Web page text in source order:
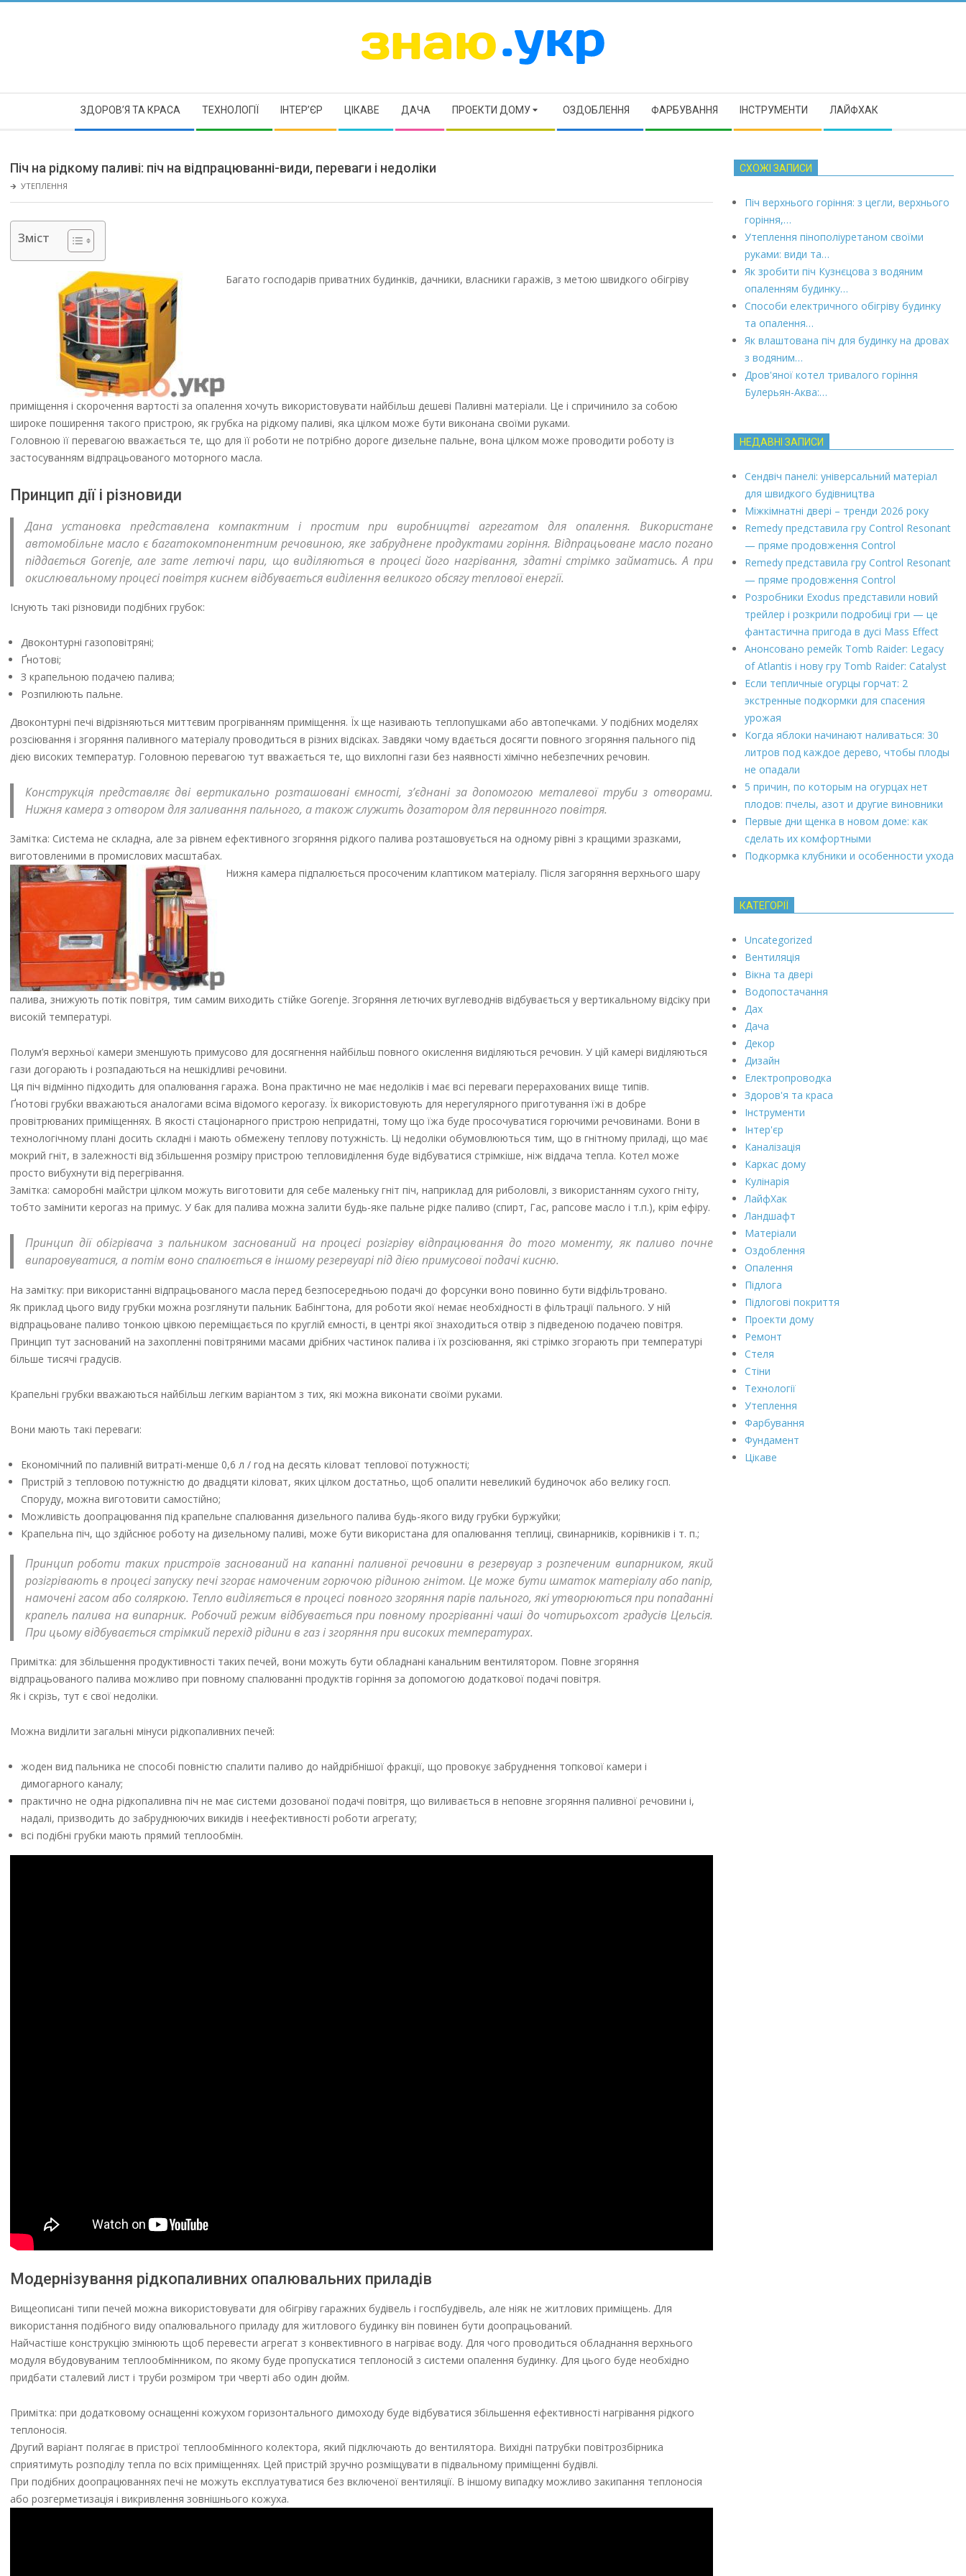
ЗНАЮ
ЗДОРОВ’Я ТА КРАСА ТЕХНОЛОГІЇ ІНТЕР’ЄР ЦІКАВЕ ДАЧА ПРОЕКТИ ДОМУ ОЗДОБЛЕННЯ ФАРБУВАННЯ ІНСТРУМЕНТИ ЛАЙФХАК
Піч на рідкому паливі: піч на відпрацюванні-види, переваги і недоліки
🡲 УТЕПЛЕННЯ
Зміст
Багато господарів приватних будинків, дачники, власники гаражів, з метою швидкого обігріву
приміщення і скорочення вартості за опалення хочуть використовувати найбільш дешеві Паливні матеріали. Це і спричинило за собою
широке поширення такого пристрою, як грубка на рідкому паливі, яка цілком може бути виконана своїми руками.
Головною її перевагою вважається те, що для її роботи не потрібно дороге дизельне пальне, вона цілком може проводити роботу із
застосуванням відпрацьованого моторного масла.
Принцип дії і різновиди
Дана установка представлена компактним і простим при виробництві агрегатом для опалення. Використане
автомобільне масло є багатокомпонентним речовиною, яке забруднене продуктами горіння. Відпрацьоване масло погано
піддається Gorenje, але зате летючі пари, що виділяються в процесі його нагрівання, здатні стрімко займатись. А при
окислювальному процесі повітря киснем відбувається виділення великого обсягу теплової енергії.
Існують такі різновиди подібних грубок:
Двоконтурні газоповітряні;
Ґнотові;
З крапельною подачею палива;
Розпилюють пальне.
Двоконтурні печі відрізняються миттєвим прогріванням приміщення. Їх ще називають теплопушками або автопечками. У подібних моделях
розсіювання і згоряння паливного матеріалу проводиться в різних відсіках. Завдяки чому вдається досягти повного згоряння пального під
дією високих температур. Головною перевагою тут вважається те, що вихлопні гази без наявності хімічно небезпечних речовин.
Конструкція представляє дві вертикально розташовані ємності, з’єднані за допомогою металевої труби з отворами.
Нижня камера з отвором для заливання пального, а також служить дозатором для первинного повітря.
Замітка: Система не складна, але за рівнем ефективного згоряння рідкого палива розташовується на одному рівні з кращими зразками,
виготовленими в промислових масштабах.
Нижня камера підпалюється просоченим клаптиком матеріалу. Після загоряння верхнього шару
палива, знижують потік повітря, тим самим виходить стійке Gorenje. Згоряння летючих вуглеводнів відбувається у вертикальному відсіку при
високій температурі.
Полум’я верхньої камери зменшують примусово для досягнення найбільш повного окислення виділяються речовин. У цій камері виділяються
гази догорають і розпадаються на нешкідливі речовини.
Ця піч відмінно підходить для опалювання гаража. Вона практично не має недоліків і має всі переваги перерахованих вище типів.
Ґнотові грубки вважаються аналогами всіма відомого керогазу. Їх використовують для нерегулярного приготування їжі в добре
провітрюваних приміщеннях. В якості стаціонарного пристрою непридатні, тому що їжа буде просочуватися горючими речовинами. Вони в
технологічному плані досить складні і мають обмежену теплову потужність. Ці недоліки обумовлюються тим, що в гнітному приладі, що має
мокрий гніт, в залежності від збільшення розміру пристрою тепловиділення буде відбуватися стрімкіше, ніж віддача тепла. Котел може
просто вибухнути від перегрівання.
Замітка: саморобні майстри цілком можуть виготовити для себе маленьку гніт піч, наприклад для риболовлі, з використанням сухого гніту,
тобто замінити керогаз на примус. У бак для палива можна залити будь-яке пальне рідке паливо (спирт, Гас, рапсове масло і т.п.), крім ефіру.
Принцип дії обігрівача з пальником заснований на процесі розігріву відпрацювання до того моменту, як паливо почне
випаровуватися, а потім воно спалюється в іншому резервуарі під дією примусової подачі кисню.
На замітку: при використанні відпрацьованого масла перед безпосередньою подачі до форсунки воно повинно бути відфільтровано.
Як приклад цього виду грубки можна розглянути пальник Бабінгтона, для роботи якої немає необхідності в фільтрації пального. У ній
відпрацьоване паливо тонкою цівкою переміщається по круглій ємності, в центрі якої знаходиться отвір з підведеною подачею повітря.
Принцип тут заснований на захопленні повітряними масами дрібних частинок палива і їх розсіювання, які стрімко згорають при температурі
більше тисячі градусів.
Крапельні грубки вважаються найбільш легким варіантом з тих, які можна виконати своїми руками.
Вони мають такі переваги:
Економічний по паливній витраті-менше 0,6 л / год на десять кіловат теплової потужності;
Пристрій з тепловою потужністю до двадцяти кіловат, яких цілком достатньо, щоб опалити невеликий будиночок або велику госп.
Споруду, можна виготовити самостійно;
Можливість доопрацювання під крапельне спалювання дизельного палива будь-якого виду грубки буржуйки;
Крапельна піч, що здійснює роботу на дизельному паливі, може бути використана для опалювання теплиці, свинарників, корівників і т. п.;
Принцип роботи таких пристроїв заснований на капанні паливної речовини в резервуар з розпеченим випарником, який
розігрівають в процесі запуску печі згорає намоченим горючою рідиною гнітом. Це може бути шматок матеріалу або папір,
намочені гасом або соляркою. Тепло виділяється в процесі повного згоряння парів пального, які утворюються при попаданні
крапель палива на випарник. Робочий режим відбувається при повному прогріванні чаші до чотирьохсот градусів Цельсія.
При цьому відбувається стрімкий перехід рідини в газ і згоряння при високих температурах.
Примітка: для збільшення продуктивності таких печей, вони можуть бути обладнані канальним вентилятором. Повне згоряння
відпрацьованого палива можливо при повному спалюванні продуктів горіння за допомогою додаткової подачі повітря.
Як і скрізь, тут є свої недоліки.
Можна виділити загальні мінуси рідкопаливних печей:
жоден вид пальника не способі повністю спалити паливо до найдрібнішої фракції, що провокує забруднення топкової камери і
димогарного каналу;
практично не одна рідкопаливна піч не має системи дозованої подачі повітря, що виливається в неповне згоряння паливної речовини і,
надалі, призводить до забруднюючих викидів і неефективності роботи агрегату;
всі подібні грубки мають прямий теплообмін.
Модернізування рідкопаливних опалювальних приладів
Вищеописані типи печей можна використовувати для обігріву гаражних будівель і госпбудівель, але ніяк не житлових приміщень. Для
використання подібного виду опалювального приладу для житлового будинку він повинен бути доопрацьований.
Найчастіше конструкцію змінюють щоб перевести агрегат з конвективного в нагріває воду. Для чого проводиться обладнання верхнього
модуля вбудовуваним теплообмінником, по якому буде пропускатися теплоносій з системи опалення будинку. Для цього буде необхідно
придбати сталевий лист і труби розміром три чверті або один дюйм.
Примітка: при додатковому оснащенні кожухом горизонтального димоходу буде відбуватися збільшення ефективності нагрівання рідкого
теплоносія.
Другий варіант полягає в пристрої теплообмінного колектора, який підключають до вентилятора. Вихідні патрубки повітрозбірника
сприятимуть розподілу тепла по всіх приміщеннях. Цей пристрій зручно розміщувати в підвальному приміщенні будівлі.
При подібних доопрацюваннях печі не можуть експлуатуватися без включеної вентиляції. В іншому випадку можливо закипання теплоносія
або розгерметизація і викривлення зовнішнього кожуха.
СХОЖІ ЗАПИСИ
Піч верхнього горіння: з цегли, верхнього
горіння,…
Утеплення пінополіуретаном своїми
руками: види та…
Як зробити піч Кузнєцова з водяним
опаленням будинку…
Способи електричного обігріву будинку
та опалення…
Як влаштована піч для будинку на дровах
з водяним…
Дров'яної котел тривалого горіння
Булерьян-Аква:…
НЕДАВНІ ЗАПИСИ
Сендвіч панелі: універсальний матеріал
для швидкого будівництва
Міжкімнатні двері – тренди 2026 року
Remedy представила гру Control Resonant
— пряме продовження Control
Remedy представила гру Control Resonant
— пряме продовження Control
Розробники Exodus представили новий
трейлер і розкрили подробиці гри — це
фантастична пригода в дусі Mass Effect
Анонсовано ремейк Tomb Raider: Legacy
of Atlantis і нову гру Tomb Raider: Catalyst
Если тепличные огурцы горчат: 2
экстренные подкормки для спасения
урожая
Когда яблоки начинают наливаться: 30
литров под каждое дерево, чтобы плоды
не опадали
5 причин, по которым на огурцах нет
плодов: пчелы, азот и другие виновники
Первые дни щенка в новом доме: как
сделать их комфортными
Подкормка клубники и особенности ухода
КАТЕГОРІЇ
Uncategorized
Вентиляція
Вікна та двері
Водопостачання
Дах
Дача
Декор
Дизайн
Електропроводка
Здоров'я та краса
Інструменти
Інтер'єр
Каналізація
Каркас дому
Кулінарія
ЛайфХак
Ландшафт
Матеріали
Оздоблення
Опалення
Підлога
Підлогові покриття
Проекти дому
Ремонт
Стеля
Стіни
Технології
Утеплення
Фарбування
Фундамент
Цікаве